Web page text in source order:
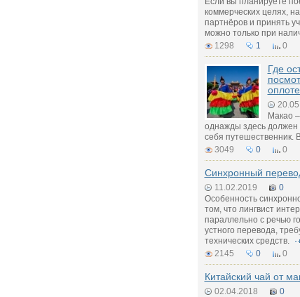
коммерческих целях,
партнёров и принять
можно только при
1298
1 0
Где
Макао
однажды здесь
себя путешественник.
3049
0 0
Синхронный
11.02.2019
0
Особенность
том, что лингвист
параллельно с речью
устного перевода,
технических средств.
2145
0 0
Китайский чай от
02.04.2018
0